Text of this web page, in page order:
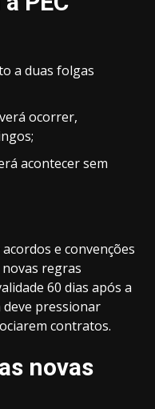
a duas folgas
ocorrer,
acontecer sem
e convenções
regras
60 dias após a
deve pressionar
contratos.
novas